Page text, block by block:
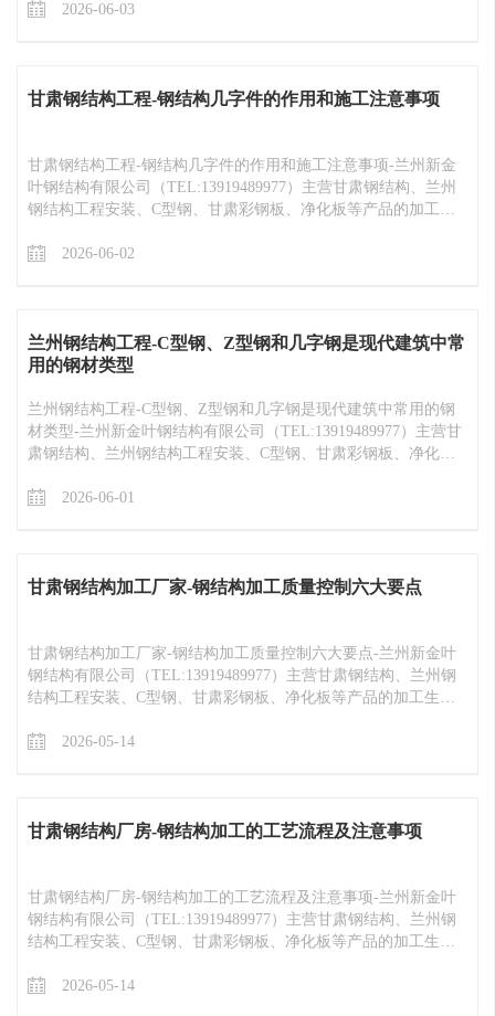
2026-06-03
甘肃钢结构工程​-钢结构几字件的作用和施工注意事项
甘肃钢结构工程​-钢结构几字件的作用和施工注意事项-兰州新金
叶钢结构有限公司（TEL:13919489977）主营甘肃钢结构、兰州
钢结构工程安装、C型钢、甘肃彩钢板、净化板等产品的加工生
等地区2026-06-02
兰州钢结构工程​-C型钢、Z型钢和几字钢是现代建筑中常
用的钢材类型
兰州钢结构工程​-C型钢、Z型钢和几字钢是现代建筑中常用的钢
材类型-兰州新金叶钢结构有限公司（TEL:13919489977）主营甘
肃钢结构、兰州钢结构工程安装、C型钢、甘肃彩钢板、净化板
萨、新疆、陕西等地区
2026-06-01
甘肃钢结构加工厂家​-钢结构加工质量控制六大要点
甘肃钢结构加工厂家​-钢结构加工质量控制六大要点-兰州新金叶
钢结构有限公司（TEL:13919489977）主营甘肃钢结构、兰州钢
结构工程安装、C型钢、甘肃彩钢板、净化板等产品的加工生产
地区
2026-05-14
甘肃钢结构厂房​-钢结构加工的工艺流程及注意事项
甘肃钢结构厂房​-钢结构加工的工艺流程及注意事项-兰州新金叶
钢结构有限公司（TEL:13919489977）主营甘肃钢结构、兰州钢
结构工程安装、C型钢、甘肃彩钢板、净化板等产品的加工生产
地区
2026-05-14